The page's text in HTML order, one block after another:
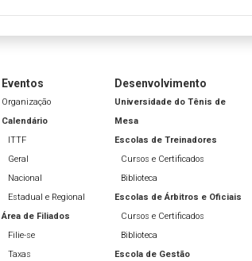
Eventos
Organização
Calendário
ITTF
Geral
Nacional
Estadual e Regional
Área de Filiados
Filie-se
Taxas
Desenvolvimento
Universidade do Tênis de
Mesa
Escolas de Treinadores
Cursos e Certificados
Biblioteca
Escolas de Árbitros e Oficiais
Cursos e Certificados
Biblioteca
Escola de Gestão